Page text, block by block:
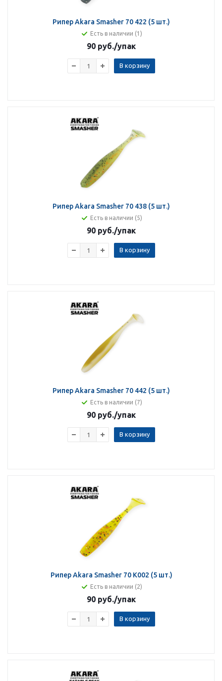
Рипер Akara Smasher 70 422 (5 шт.)
Есть в наличии (1)
90 руб./упак
В корзину
Рипер Akara Smasher 70 438 (5 шт.)
Есть в наличии (5)
90 руб./упак
В корзину
Рипер Akara Smasher 70 442 (5 шт.)
Есть в наличии (7)
90 руб./упак
В корзину
Рипер Akara Smasher 70 K002 (5 шт.)
Есть в наличии (2)
90 руб./упак
В корзину